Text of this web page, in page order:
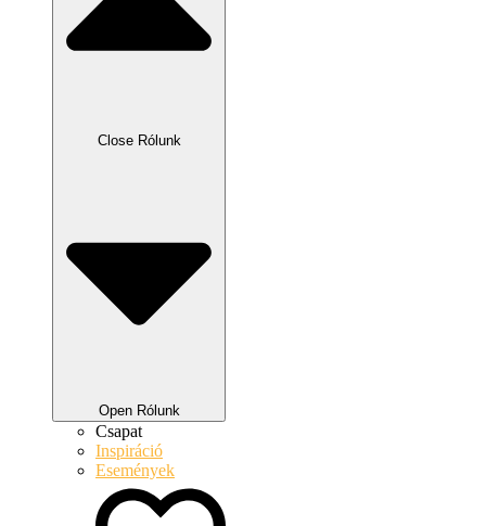
Close Rólunk
Open Rólunk
Csapat
Inspiráció
Események